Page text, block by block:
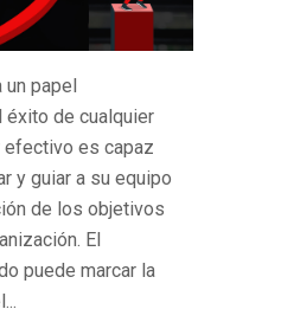
papel
éxito de cualquier
efectivo es capaz
y guiar a su equipo
de los objetivos
El
puede marcar la